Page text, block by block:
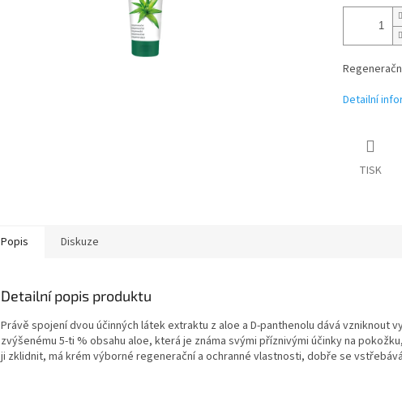
Detailní
TISK
Popis Diskuze
Detailní popis produktu
Právě spojení dvou účinných látek extraktu z aloe a D-panthenolu dává vzniknout
zvýšenému 5-ti % obsahu aloe, která je známa svými příznivými účinky na
ji zklidnit, má krém výborné regenerační a ochranné vlastnosti, dobře se